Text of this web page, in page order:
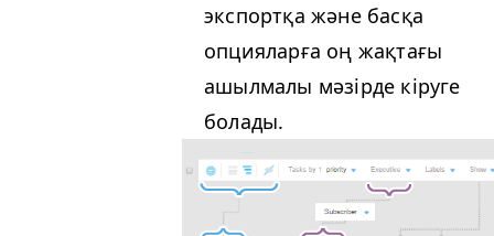
экспортқа және басқа
опцияларға оң жақтағы
ашылмалы мәзірде кіруге
болады.